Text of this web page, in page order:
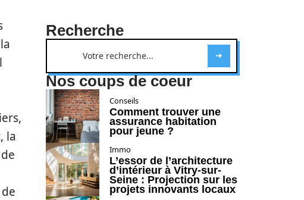
la
Recherche
Nos coups de coeur
Conseils
Comment trouver une
assurance habitation
pour jeune ?
Immo
L’essor de l’architecture
d’intérieur à Vitry-sur-
Seine : Projection sur les
projets innovants locaux